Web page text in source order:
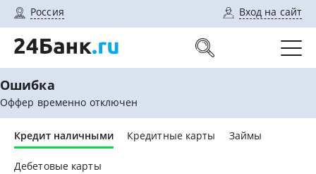
Россия Вход на сайт
Ошибка
Оффер временно отключен
Кредит наличными Кредитные карты Займы
Дебетовые карты